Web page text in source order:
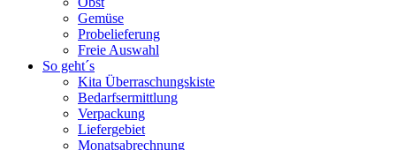
Gemüse
Probelieferung
Freie Auswahl
So geht´s
Kita Überraschungskiste
Bedarfsermittlung
Verpackung
Liefergebiet
Monatsabrechnung